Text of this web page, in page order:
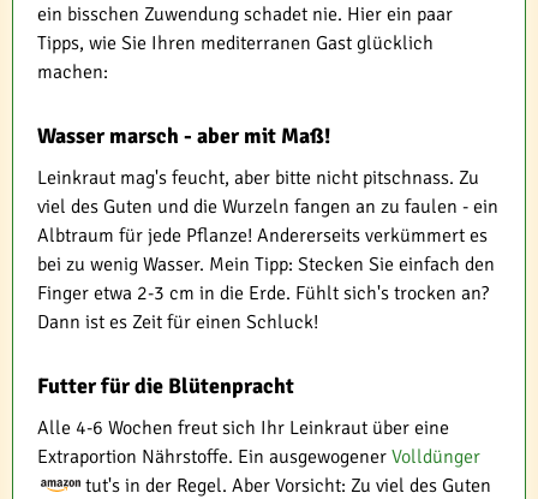
ein bisschen Zuwendung schadet nie. Hier ein paar
Tipps, wie Sie Ihren mediterranen Gast glücklich
machen:
Wasser marsch - aber mit Maß!
Leinkraut mag's feucht, aber bitte nicht pitschnass. Zu
viel des Guten und die Wurzeln fangen an zu faulen - ein
Albtraum für jede Pflanze! Andererseits verkümmert es
bei zu wenig Wasser. Mein Tipp: Stecken Sie einfach den
Finger etwa 2-3 cm in die Erde. Fühlt sich's trocken an?
Dann ist es Zeit für einen Schluck!
Futter für die Blütenpracht
Alle 4-6 Wochen freut sich Ihr Leinkraut über eine
Extraportion Nährstoffe. Ein ausgewogener Volldünger
tut's in der Regel. Aber Vorsicht: Zu viel des Guten